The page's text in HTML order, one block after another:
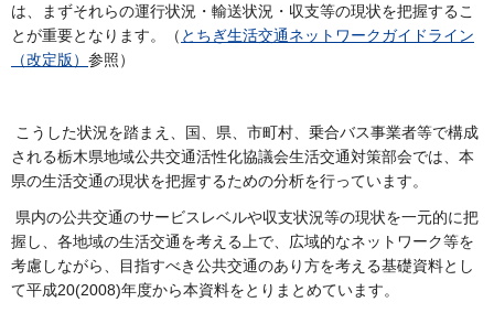
は、まずそれらの運行状況・輸送状況・収支等の現状を把握するこ
とが重要となります。（ とちぎ生活交通ネットワークガイドライン
（改定版） 参照）
こうした状況を踏まえ、国、県、市町村、乗合バス事業者等で構成
される栃木県地域公共交通活性化協議会生活交通対策部会では、本
県の生活交通の現状を把握するための分析を行っています。
県内の公共交通のサービスレベルや収支状況等の現状を一元的に把
握し、各地域の生活交通を考える上で、広域的なネットワーク等を
考慮しながら、目指すべき公共交通のあり方を考える基礎資料とし
て平成20(2008)年度から本資料をとりまとめています。